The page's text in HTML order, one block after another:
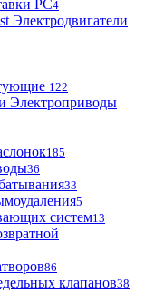
PC4
Электродвигатели
122
Электроприводы
185
36
33
5
систем13
86
клапанов38